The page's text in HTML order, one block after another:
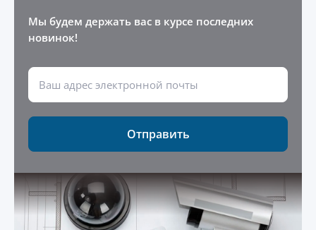
Мы будем держать вас в курсе последних
новинок!
Отправить